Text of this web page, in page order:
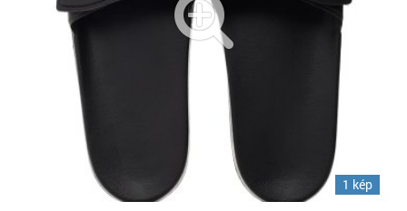
1 kép